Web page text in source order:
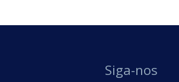
Siga-nos